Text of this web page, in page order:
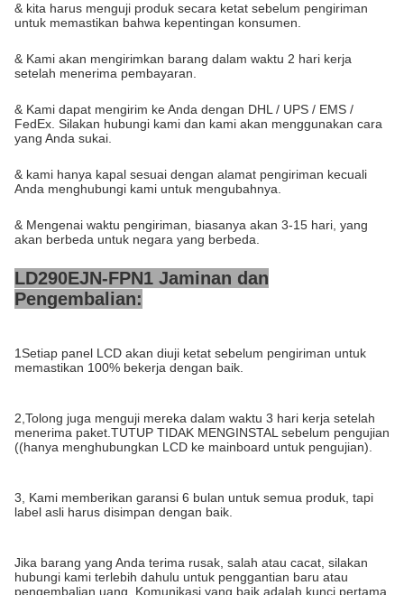
& kita harus menguji produk secara ketat sebelum pengiriman
untuk memastikan bahwa kepentingan konsumen.
& Kami akan mengirimkan barang dalam waktu 2 hari kerja
setelah menerima pembayaran.
& Kami dapat mengirim ke Anda dengan DHL / UPS / EMS /
FedEx. Silakan hubungi kami dan kami akan menggunakan cara
yang Anda sukai.
& kami hanya kapal sesuai dengan alamat pengiriman kecuali
Anda menghubungi kami untuk mengubahnya.
& Mengenai waktu pengiriman, biasanya akan 3-15 hari, yang
akan berbeda untuk negara yang berbeda.
LD290EJN-FPN1 Jaminan dan
Pengembalian:
1Setiap panel LCD akan diuji ketat sebelum pengiriman untuk
memastikan 100% bekerja dengan baik.
2,Tolong juga menguji mereka dalam waktu 3 hari kerja setelah
menerima paket.TUTUP TIDAK MENGINSTAL sebelum pengujian
((hanya menghubungkan LCD ke mainboard untuk pengujian).
3, Kami memberikan garansi 6 bulan untuk semua produk, tapi
label asli harus disimpan dengan baik.
Jika barang yang Anda terima rusak, salah atau cacat, silakan
hubungi kami terlebih dahulu untuk penggantian baru atau
pengembalian uang. Komunikasi yang baik adalah kunci pertama